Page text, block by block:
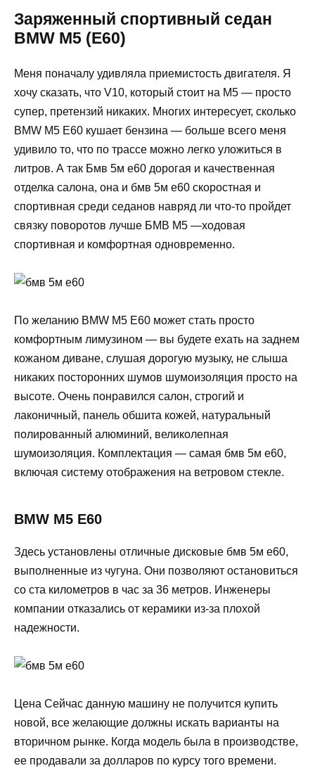
Заряженный спортивный седан
BMW M5 (E60)
Меня поначалу удивляла приемистость двигателя. Я
хочу сказать, что V10, который стоит на М5 — просто
супер, претензий никаких. Многих интересует, сколько
BMW M5 E60 кушает бензина — больше всего меня
удивило то, что по трассе можно легко уложиться в
литров. А так Бмв 5м е60 дорогая и качественная
отделка салона, она и бмв 5м е60 скоростная и
спортивная среди седанов навряд ли что-то пройдет
связку поворотов лучше БМВ М5 —ходовая
спортивная и комфортная одновременно.
По желанию BMW M5 E60 может стать просто
комфортным лимузином — вы будете ехать на заднем
кожаном диване, слушая дорогую музыку, не слыша
никаких посторонних шумов шумоизоляция просто на
высоте. Очень понравился салон, строгий и
лаконичный, панель обшита кожей, натуральный
полированный алюминий, великолепная
шумоизоляция. Комплектация — самая бмв 5м е60,
включая систему отображения на ветровом стекле.
BMW M5 E60
Здесь установлены отличные дисковые бмв 5м е60,
выполненные из чугуна. Они позволяют остановиться
со ста километров в час за 36 метров. Инженеры
компании отказались от керамики из-за плохой
надежности.
Цена Сейчас данную машину не получится купить
новой, все желающие должны искать варианты на
вторичном рынке. Когда модель была в производстве,
ее продавали за долларов по курсу того времени.